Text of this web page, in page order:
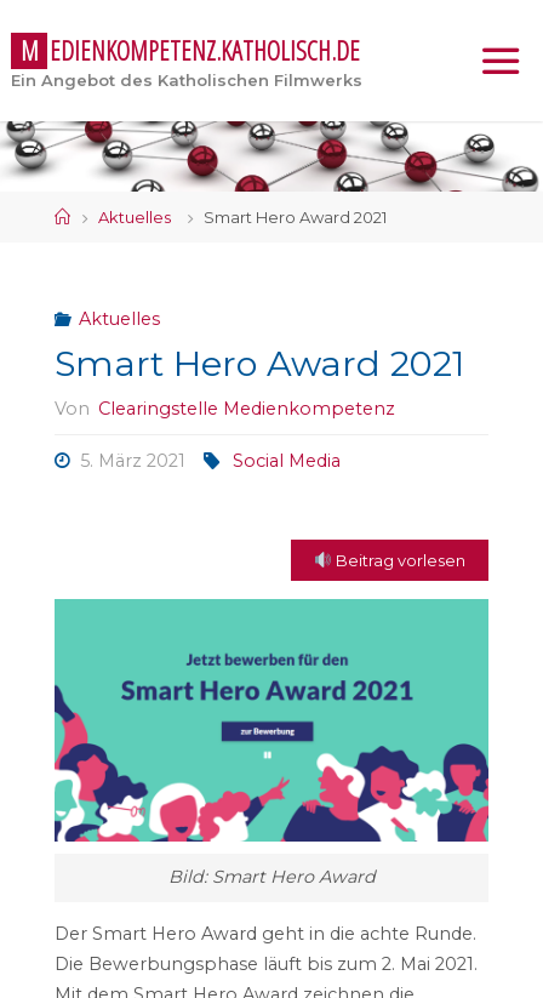
M EDIENKOMPETENZ.KATHOLISCH.DE
Ein Angebot des Katholischen Filmwerks
StartAktuelles Smart Hero Award 2021
Aktuelles
Smart Hero Award 2021
Von Clearingstelle Medienkompetenz
5. März 2021 Social Media
Beitrag vorlesen
Bild: Smart Hero Award
Der Smart Hero Award geht in die achte Runde.
Die Bewerbungsphase läuft bis zum 2. Mai 2021.